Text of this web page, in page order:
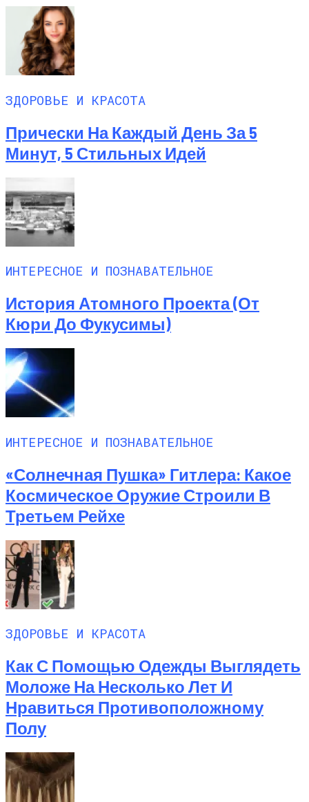
ЗДОРОВЬЕ И КРАСОТА
Прически На Каждый День За 5
Минут, 5 Стильных Идей
ИНТЕРЕСНОЕ И ПОЗНАВАТЕЛЬНОЕ
История Атомного Проекта (от
Кюри До Фукусимы)
ИНТЕРЕСНОЕ И ПОЗНАВАТЕЛЬНОЕ
«Солнечная Пушка» Гитлера: Какое
Космическое Оружие Строили В
Третьем Рейхе
ЗДОРОВЬЕ И КРАСОТА
Как С Помощью Одежды Выглядеть
Моложе На Несколько Лет И
Нравиться Противоположному
Полу